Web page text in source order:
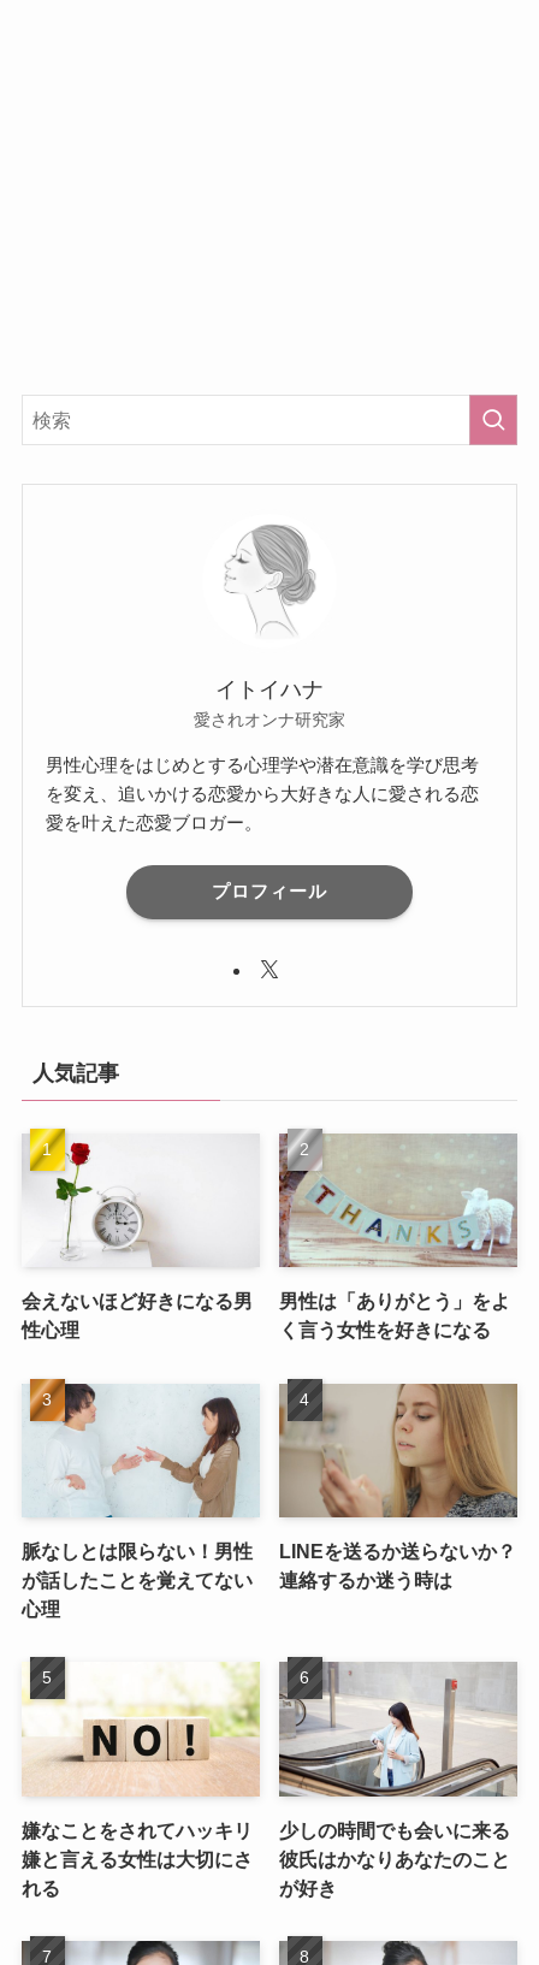
イトイハナ
愛されオンナ研究家
男性心理をはじめとする心理学や潜在意識を学び思考
を変え、追いかける恋愛から大好きな人に愛される恋
愛を叶えた恋愛ブロガー。
プロフィール
人気記事
会えないほど好きになる男
性心理
男性は「ありがとう」をよ
く言う女性を好きになる
脈なしとは限らない！男性
が話したことを覚えてない
心理
LINEを送るか送らないか？
連絡するか迷う時は
嫌なことをされてハッキリ
嫌と言える女性は大切にさ
れる
少しの時間でも会いに来る
彼氏はかなりあなたのこと
が好き